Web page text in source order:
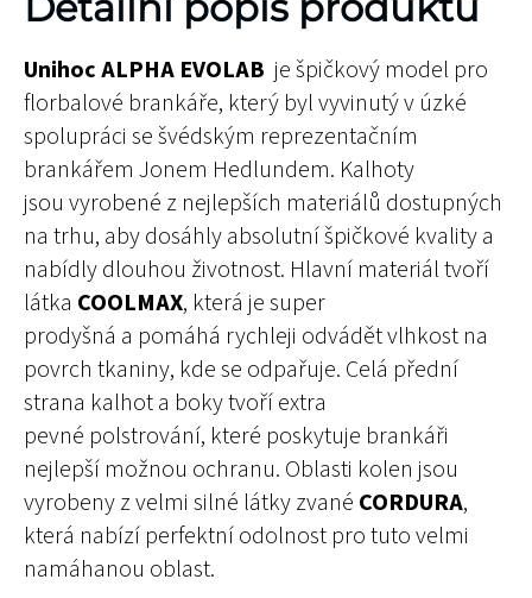
Unihoc ALPHA EVOLAB je špičkový model pro
florbalové brankáře, který byl vyvinutý v úzké
spolupráci se švédským reprezentačním
brankářem Jonem Hedlundem. Kalhoty
jsou vyrobené z nejlepších materiálů dostupných
na trhu, aby dosáhly absolutní špičkové kvality a
nabídly dlouhou životnost. Hlavní materiál tvoří
látka COOLMAX, která je super
prodyšná a pomáhá rychleji odvádět vlhkost na
povrch tkaniny, kde se odpařuje. Celá přední
strana kalhot a boky tvoří extra
pevné polstrování, které poskytuje brankáři
nejlepší možnou ochranu. Oblasti kolen jsou
vyrobeny z velmi silné látky zvané CORDURA,
která nabízí perfektní odolnost pro tuto velmi
namáhanou oblast.